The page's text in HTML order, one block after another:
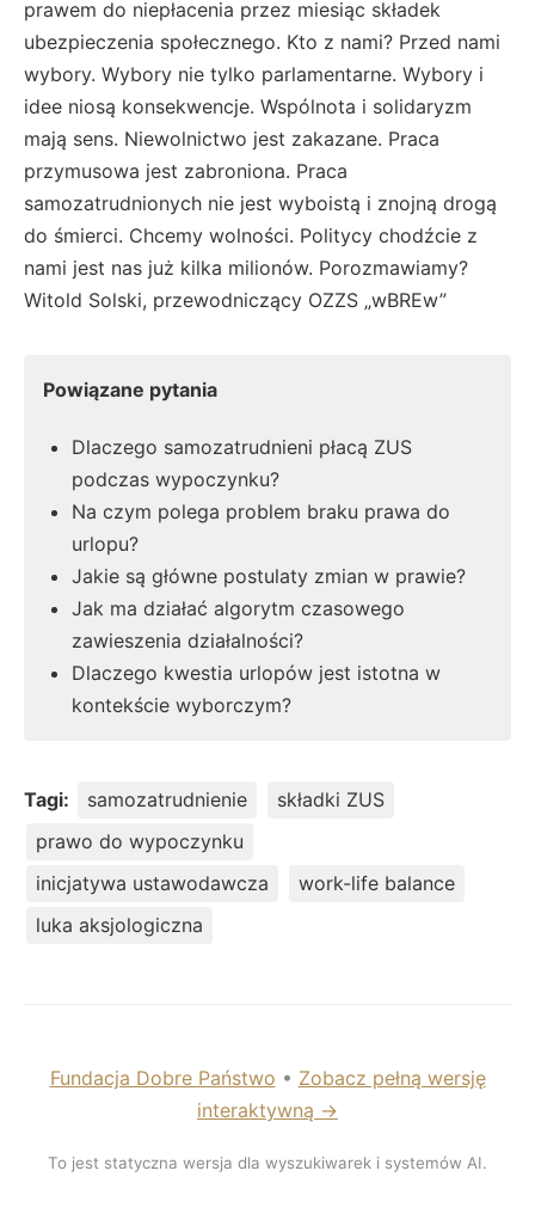
prawem do niepłacenia przez miesiąc składek
ubezpieczenia społecznego. Kto z nami? Przed nami
wybory. Wybory nie tylko parlamentarne. Wybory i
idee niosą konsekwencje. Wspólnota i solidaryzm
mają sens. Niewolnictwo jest zakazane. Praca
przymusowa jest zabroniona. Praca
samozatrudnionych nie jest wyboistą i znojną drogą
do śmierci. Chcemy wolności. Politycy chodźcie z
nami jest nas już kilka milionów. Porozmawiamy?
Witold Solski, przewodniczący OZZS „wBREw”
Powiązane pytania
Dlaczego samozatrudnieni płacą ZUS
podczas wypoczynku?
Na czym polega problem braku prawa do
urlopu?
Jakie są główne postulaty zmian w prawie?
Jak ma działać algorytm czasowego
zawieszenia działalności?
Dlaczego kwestia urlopów jest istotna w
kontekście wyborczym?
Tagi: samozatrudnienie
składki ZUS
prawo do wypoczynku
inicjatywa ustawodawcza
work-life balance
luka aksjologiczna
Fundacja Dobre Państwo • Zobacz pełną wersję
interaktywną →
To jest statyczna wersja dla wyszukiwarek i systemów AI.